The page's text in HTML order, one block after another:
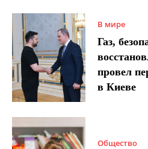
В мире
Газ,
провел
в Киеве
Общество